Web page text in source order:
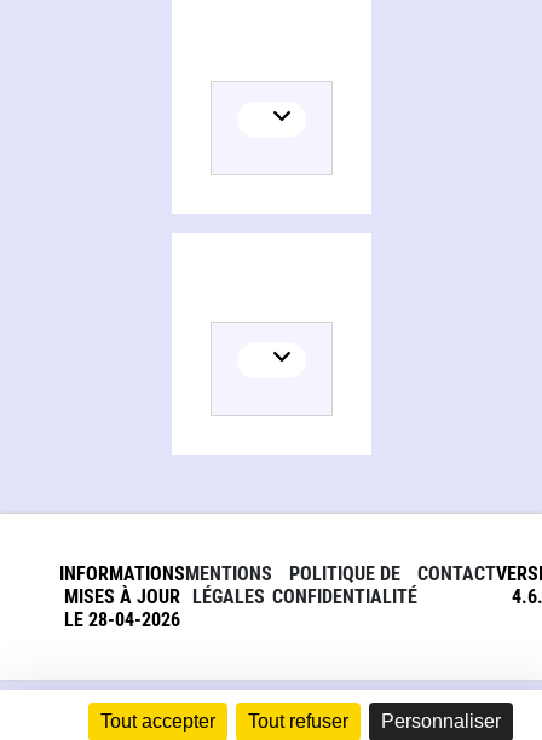
Tout accepter Tout refuser Personnaliser
INFORMATIONS
MISES À JOUR
LE 28-04-2026
MENTIONS
LÉGALES
POLITIQUE DE
CONFIDENTIALITÉ
CONTACT